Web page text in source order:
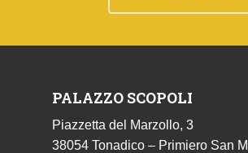
PALAZZO SCOPOLI
Piazzetta del Marzollo, 3
38054 Tonadico – Primiero San